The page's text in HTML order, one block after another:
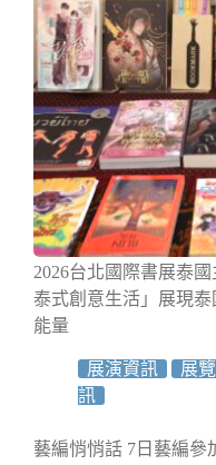
2026台北國際書展泰國
泰式創意生活」展現
能量
展演資訊 展覽
訊
藝編悄悄話 7日藝編